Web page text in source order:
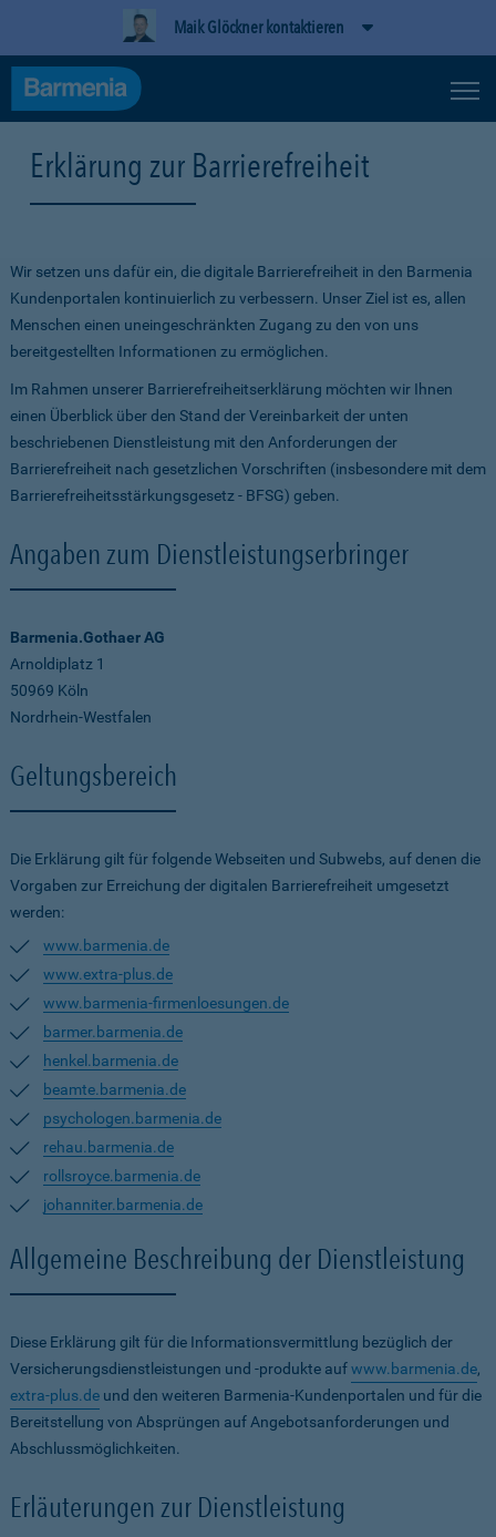
Maik Glöckner kontaktieren
Erklärung zur Barrierefreiheit
Wir setzen uns dafür ein, die digitale Barrierefreiheit in den Barmenia
Kundenportalen kontinuierlich zu verbessern. Unser Ziel ist es, allen
Menschen einen uneingeschränkten Zugang zu den von uns
bereitgestellten Informationen zu ermöglichen.
Im Rahmen unserer Barrierefreiheitserklärung möchten wir Ihnen
einen Überblick über den Stand der Vereinbarkeit der unten
beschriebenen Dienstleistung mit den Anforderungen der
Barrierefreiheit nach gesetzlichen Vorschriften (insbesondere mit dem
Barrierefreiheitsstärkungsgesetz - BFSG) geben.
Angaben zum Dienstleistungserbringer
Barmenia.Gothaer AG
Arnoldiplatz 1
50969 Köln
Nordrhein-Westfalen
Geltungsbereich
Die Erklärung gilt für folgende Webseiten und Subwebs, auf denen die
Vorgaben zur Erreichung der digitalen Barrierefreiheit umgesetzt
werden:
www.barmenia.de
www.extra-plus.de
www.barmenia-firmenloesungen.de
barmer.barmenia.de
henkel.barmenia.de
beamte.barmenia.de
psychologen.barmenia.de
rehau.barmenia.de
rollsroyce.barmenia.de
johanniter.barmenia.de
Allgemeine Beschreibung der Dienstleistung
Diese Erklärung gilt für die Informationsvermittlung bezüglich der
Versicherungsdienstleistungen und -produkte aufwww.barmenia.de,
extra-plus.de und den weiteren Barmenia-Kundenportalen und für die
Bereitstellung von Absprüngen auf Angebotsanforderungen und
Abschlussmöglichkeiten.
Erläuterungen zur Dienstleistung